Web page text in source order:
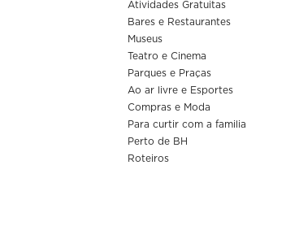
Atividades Gratuitas
Bares e Restaurantes
Museus
Teatro e Cinema
Parques e Praças
Ao ar livre e Esportes
Compras e Moda
Para curtir com a familia
Perto de BH
Roteiros